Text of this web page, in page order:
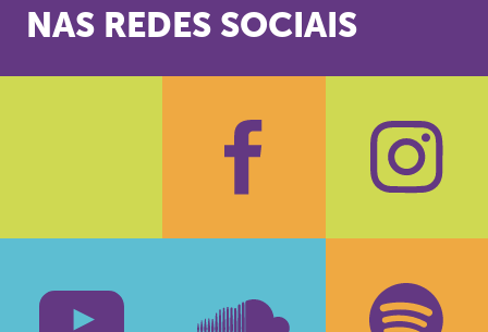
NAS REDES SOCIAIS
Facebook